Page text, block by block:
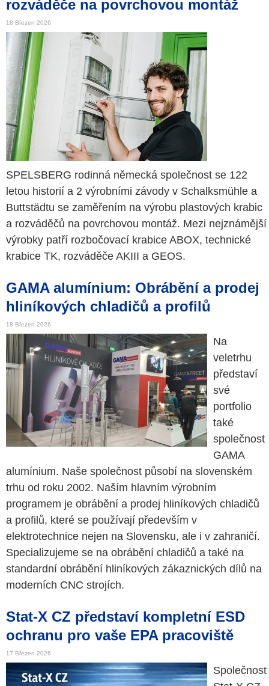
rozváděče na povrchovou montáž
18 Březen 2026
SPELSBERG rodinná německá společnost se 122
letou historií a 2 výrobními závody v Schalksmühle a
Buttstädtu se zaměřením na výrobu plastových krabic
a rozváděčů na povrchovou montáž. Mezi nejznámější
výrobky patří rozbočovací krabice ABOX, technické
krabice TK, rozváděče AKIII a GEOS.
GAMA alumínium: Obrábění a prodej
hliníkových chladičů a profilů
18 Březen 2026
Na
veletrhu
představí
své
portfolio
také
společnost
GAMA
alumínium. Naše společnost působí na slovenském
trhu od roku 2002. Naším hlavním výrobním
programem je obrábění a prodej hliníkových chladičů
a profilů, které se používají především v
elektrotechnice nejen na Slovensku, ale i v zahraničí.
Specializujeme se na obrábění chladičů a také na
standardní obrábění hliníkových zákaznických dílů na
moderních CNC strojích.
Stat-X CZ představí kompletní ESD
ochranu pro vaše EPA pracoviště
17 Březen 2026
Společnost